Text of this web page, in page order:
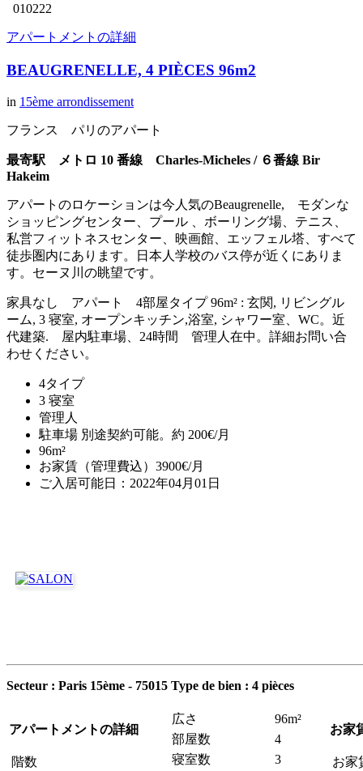
010222
アパートメントの詳細
BEAUGRENELLE, 4 PIÈCES 96m2
in 15ème arrondissement
フランス パリのアパート
最寄駅 メトロ 10 番線 Charles-Micheles / ６番線 Bir
Hakeim
アパートのロケーションは今人気のBeaugrenelle, モダンな
ショッピングセンター、プール 、ボーリング場、テニス、
私営フィットネスセンター、映画館、エッフェル塔、すべて
徒歩圏内にあります。日本人学校のバス停が近くにありま
す。セーヌ川の眺望です。
家具なし アパート 4部屋タイプ 96m² : 玄関, リビングル
ーム, 3 寝室, オープンキッチン,浴室, シャワー室、WC。近
代建築. 屋内駐車場、24時間 管理人在中。詳細お問い合
わせください。
4タイプ
3 寝室
管理人
駐車場 別途契約可能。約 200€/月
96m²
お家賃（管理費込）3900€/月
ご入居可能日：2022年04月01日
Secteur : Paris 15ème - 75015 Type de bien : 4 pièces
アパートメントの詳細
階数
広さ
96m²
部屋数
4
寝室数
3
お家
お家